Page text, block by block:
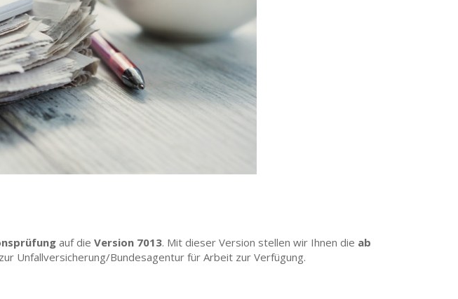
auf die Version 7013. Mit dieser Version stellen wir Ihnen die ab
Unfallversicherung/Bundesagentur für Arbeit zur Verfügung.